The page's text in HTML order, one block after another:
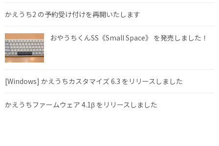
かえうち2 の予約受け付けを再開いたします
おやうちくんSS《Small Space》 を発売しました！
[Windows] かえうちカスタマイズ 6.3 をリリースしました
かえうちファームウェア 4.1β をリリースしました